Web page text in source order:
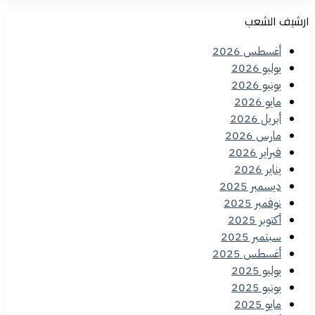
ارشيف الشعب
أغسطس 2026
يوليو 2026
يونيو 2026
مايو 2026
أبريل 2026
مارس 2026
فبراير 2026
يناير 2026
ديسمبر 2025
نوفمبر 2025
أكتوبر 2025
سبتمبر 2025
أغسطس 2025
يوليو 2025
يونيو 2025
مايو 2025